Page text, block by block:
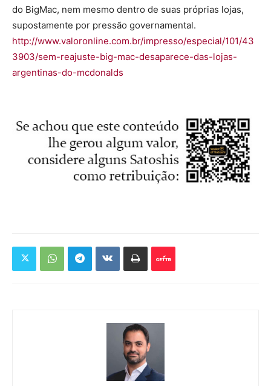
do BigMac, nem mesmo dentro de suas próprias lojas,
supostamente por pressão governamental.
http://www.valoronline.com.br/impresso/especial/101/43
3903/sem-reajuste-big-mac-desaparece-das-lojas-
argentinas-do-mcdonalds